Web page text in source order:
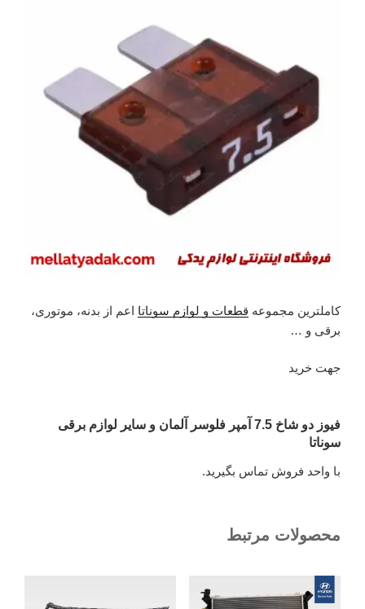
کاملترین مجموعه قطعات و لوازم سوناتا اعم از بدنه، موتوری،
برقی و …
جهت خرید
فیوز دو شاخ 7.5 آمپر فلوسر آلمان و سایر لوازم برقی
سوناتا
با واحد فروش تماس بگیرید.
محصولات مرتبط